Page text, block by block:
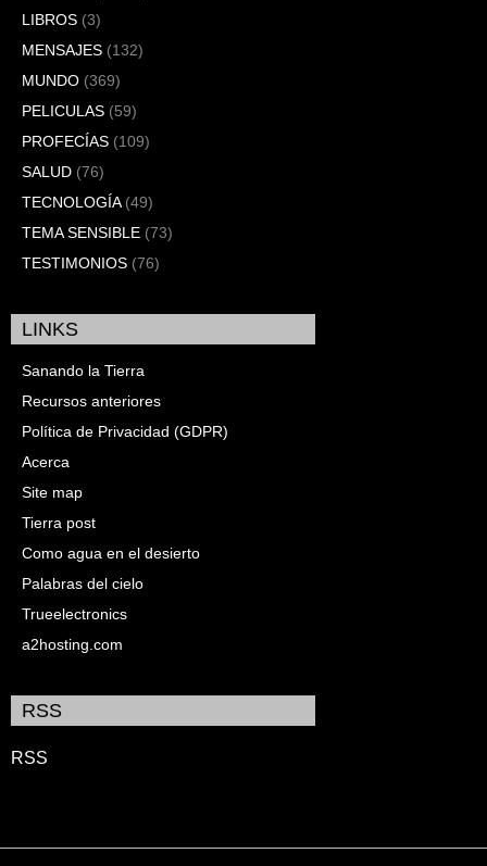
LIBROS (3)
MENSAJES (132)
MUNDO (369)
PELICULAS (59)
PROFECÍAS (109)
SALUD (76)
TECNOLOGÍA(49)
TEMA SENSIBLE (73)
TESTIMONIOS (76)
LINKS
Sanando la Tierra
Recursos anteriores
Política de Privacidad (GDPR)
Acerca
Site map
Tierra post
Como agua en el desierto
Palabras del cielo
Trueelectronics
a2hosting.com
RSS
RSS